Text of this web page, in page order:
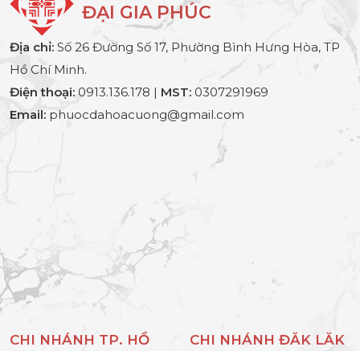
ĐẠI GIA PHÚC
Địa chỉ: Số 26 Đường Số 17, Phường Bình Hưng Hòa, TP
Hồ Chí Minh.
Điện thoại: 0913.136.178 | MST: 0307291969
Email: phuocdahoacuong@gmail.com
CHI NHÁNH TP. HỒ
CHI NHÁNH ĐĂK LĂK